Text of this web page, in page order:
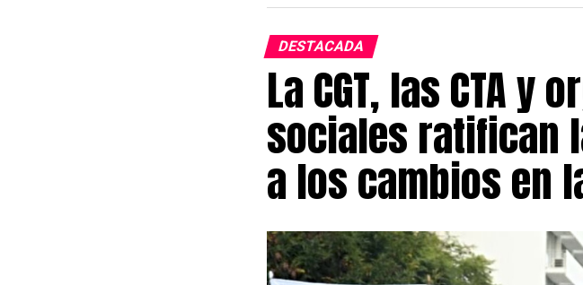
DESTACADA
La CGT, las CTA y
sociales ratifican
a los cambios en